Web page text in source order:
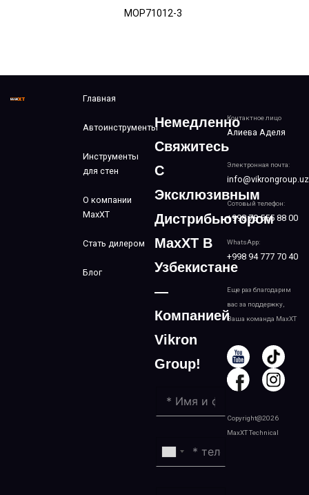
MOP71012-3
Контактное лицо
Алиева Аделя
Электронная почта:
info@vikrongroup.uz
Сотовый телефон:
+998 78 555 88 00
WhatsApp:
+998 94 777 70 40
Еще раз благодарим
вас за поддержку,
Ваша команда MaxXT
Copyright@2026
MaxXT Technical
Главная
Автоинструменты
Инструменты
для стен
О компании
MaxXT
Стать дилером
Блог
Немедленно
Свяжитесь
С
Эксклюзивным
Дистрибьютором
MaxXT В
Узбекистане
—
Компанией
Vikron
Group!